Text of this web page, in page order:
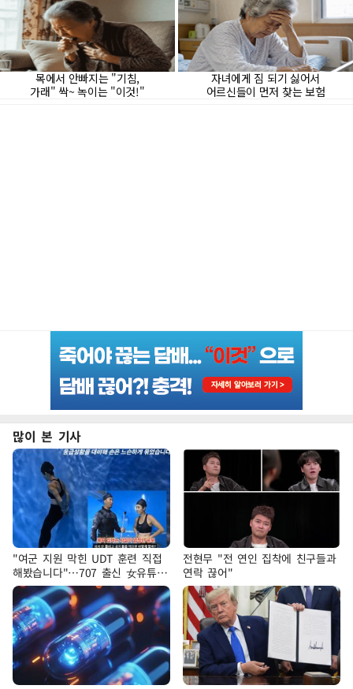
많이 본 기사
"여군 지원 막힌 UDT 훈련 직접
해봤습니다"…707 출신 女유튜버
'완벽 소화'
전현무 "전 연인 집착에 친구들과
연락 끊어"